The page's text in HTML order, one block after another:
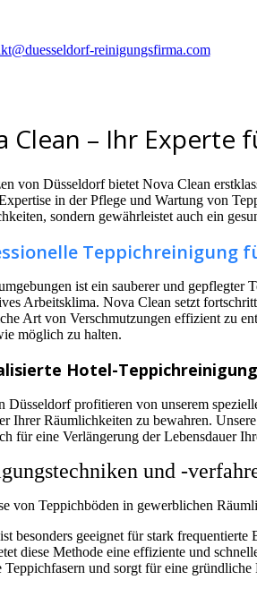
reinigungsfirma.com
– Ihr
von Düsseldorf bietet Nova Clean
in der Pflege und Wartung von
sondern gewährleistet auch ein
Teppichreinigung
ist ein sauberer und gepflegter
Arbeitsklima. Nova Clean setzt
Art von Verschmutzungen effizient zu
möglich zu halten.
Hotel-Teppichreinigung
Düsseldorf profitieren von unserem
Ihrer Räumlichkeiten zu bewahren.
für eine Verlängerung der Lebensdauer
und -
Teppichböden in gewerblichen
besonders geeignet für stark frequentierte
diese Methode eine effiziente und
und sorgt für eine